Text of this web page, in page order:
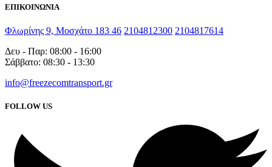
ΕΠΙΚΟΙΝΩΝΙΑ
Φλωρίνης 9, Μοσχάτο 183 46 2104812300 2104817614
Δευ - Παρ: 08:00 - 16:00
Σάββατο: 08:30 - 13:30
info@freezecomtransport.gr
FOLLOW US